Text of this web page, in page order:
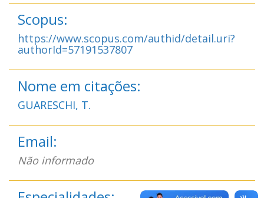
Scopus:
https://www.scopus.com/authid/detail.uri?
authorId=57191537807
Nome em citações:
GUARESCHI, T.
Email:
Não informado